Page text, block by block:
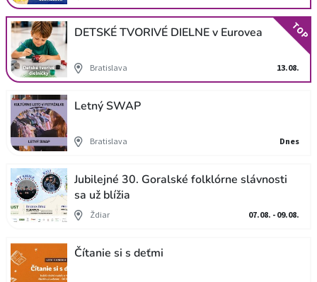
DETSKÉ TVORIVÉ DIELNE v Eurovea
Bratislava 13.08.
TOP
Letný SWAP
Bratislava Dnes
Jubilejné 30. Goralské folklórne slávnosti
sa už blížia
Ždiar 07.08. - 09.08.
Čítanie si s deťmi